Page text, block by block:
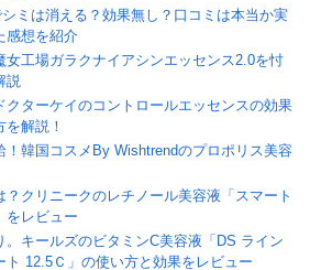
ミは消える？効果無し？口コミは本当か実
感想を紹介
女工場ガラクナイアシンエッセンス2.0を忖
説
クターケイのコントロールエッセンスの効果
解説！
！韓国コスメBy Wishtrendのプロポリス美容
？クリニークのレチノール美容液「スマート
をレビュー
。キールズのビタミンC美容液「DS ライン
ト 12.5Ｃ」の使い方と効果をレビュー